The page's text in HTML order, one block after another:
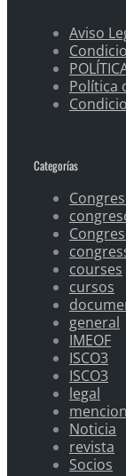
Aviso
Política
Categorías
courses
cursos
general
IMEOF
ISCO3
ISCO3
legal
Noticia
revista
Socios